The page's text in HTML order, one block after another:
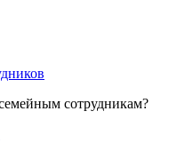
сотрудникам?